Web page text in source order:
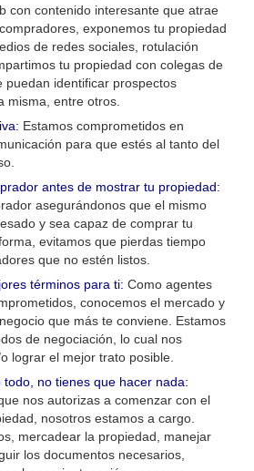
con contenido interesante que atrae
exponemos tu propiedad
de redes sociales, rotulación
tu propiedad con colegas de
puedan identificar prospectos
misma, entre otros.
Estamos comprometidos en
para que estés al tanto del
antes de mostrar tu propiedad:
asegurándonos que el mismo
y sea capaz de comprar tu
evitamos que pierdas tiempo
que no estén listos.
términos para ti: Como agentes
conocemos el mercado y
que más te conviene. Estamos
de negociación, lo cual nos
lograr el mejor trato posible.
todo, no tienes que hacer nada:
nos autorizas a comenzar con el
nosotros estamos a cargo.
mercadear la propiedad, manejar
los documentos necesarios,